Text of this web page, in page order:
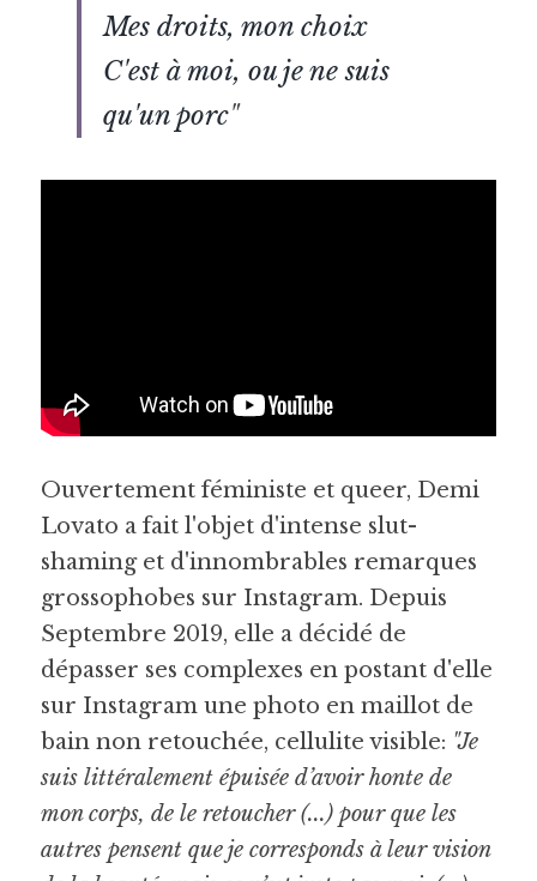
Mes droits, mon choix
C'est à moi, ou je ne suis
qu'un porc"
Ouvertement féministe et queer, Demi
Lovato a fait l'objet d'intense slut-
shaming et d'innombrables remarques
grossophobes sur Instagram. Depuis
Septembre 2019, elle a décidé de
dépasser ses complexes en postant d'elle
sur Instagram une photo en maillot de
bain non retouchée, cellulite visible: "Je
suis littéralement épuisée d’avoir honte de
mon corps, de le retoucher (...) pour que les
autres pensent que je corresponds à leur vision